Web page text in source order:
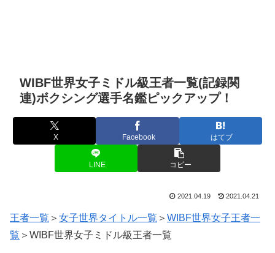
WIBF世界女子ミドル級王者一覧(記録関
連)ボクシング選手名鑑ピックアップ！
X Facebook はてブ
LINE コピー
2021.04.19 2021.04.21
王者一覧 ＞ 女子世界タイトル一覧 ＞ WIBF世界女子王者一
覧 ＞WIBF世界女子ミドル級王者一覧